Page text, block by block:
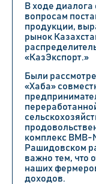
В ходе
вопросам
продукции,
рынок
«КазЭкспорт.»
Были
«Хаба»
комплекс BMB-
Рашидовском
важно тем, что
наших
доходов.